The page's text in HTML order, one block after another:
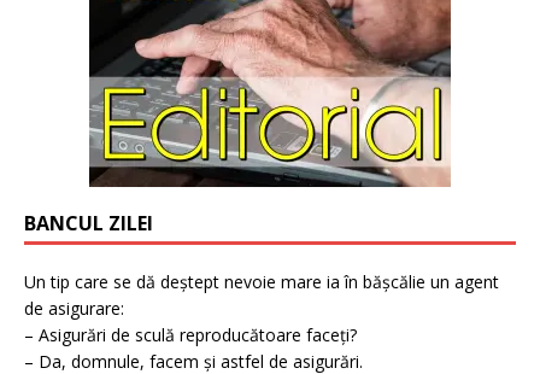
BANCUL ZILEI
Un tip care se dă deștept nevoie mare ia în bășcălie un agent
de asigurare:
– Asigurări de sculă reproducătoare faceți?
– Da, domnule, facem și astfel de asigurări.